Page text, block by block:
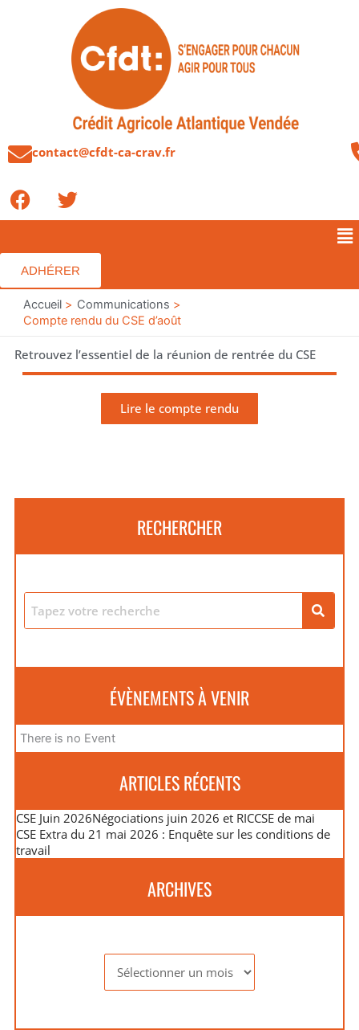
contact@cfdt-ca-crav.fr
F
a
e
b
o
o
k
T
w
t
t
e
r
ADHÉRER
Accueil
Communications
Compte rendu du CSE d’août
Retrouvez l’essentiel de la réunion de rentrée du CSE
Lire le compte rendu
RECHERCHER
ÉVÈNEMENTS À VENIR
There is no Event
ARTICLES RÉCENTS
CSE Juin 2026Négociations juin 2026 et RICCSE de mai
CSE Extra du 21 mai 2026 : Enquête sur les conditions de
travail
ARCHIVES